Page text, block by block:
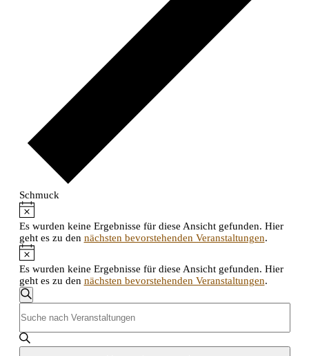
Schmuck
Veranstaltungen
Hinweis
Es wurden keine Ergebnisse für diese Ansicht gefunden. Hier
geht es zu den nächsten bevorstehenden Veranstaltungen.
Hinweis
Es wurden keine Ergebnisse für diese Ansicht gefunden. Hier
geht es zu den nächsten bevorstehenden Veranstaltungen.
Veranstaltungen
Suche
und
Suche
Schlüsselwort
eingeben.
Suche